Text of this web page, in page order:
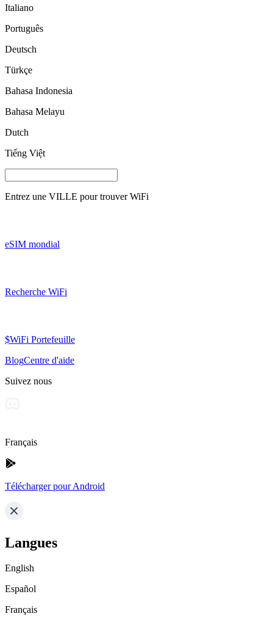
Italiano
Português
Deutsch
Türkçe
Bahasa Indonesia
Bahasa Melayu
Dutch
Tiếng Việt
Entrez une VILLE pour trouver WiFi
eSIM mondial
Recherche WiFi
$WiFi Portefeuille
BlogCentre d'aide
Suivez nous
Français
Télécharger pour Android
Langues
English
Español
Français